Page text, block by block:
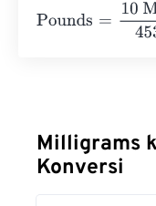
Pounds
10
Milligrams
Konversi